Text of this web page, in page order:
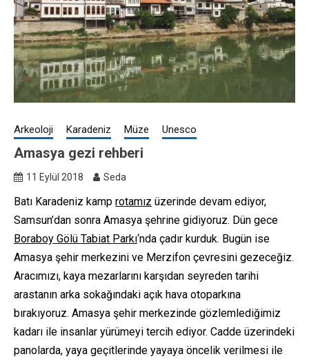
Arkeoloji Karadeniz Müze Unesco
Amasya gezi rehberi
11 Eylül 2018 Seda
Batı Karadeniz kamp rotamız üzerinde devam ediyor,
Samsun’dan sonra Amasya şehrine gidiyoruz. Dün gece
Boraboy Gölü Tabiat Parkı‘nda çadır kurduk. Bugün ise
Amasya şehir merkezini ve Merzifon çevresini gezeceğiz.
Aracımızı, kaya mezarlarını karşıdan seyreden tarihi
arastanın arka sokağındaki açık hava otoparkına
bırakıyoruz. Amasya şehir merkezinde gözlemlediğimiz
kadarı ile insanlar yürümeyi tercih ediyor. Cadde üzerindeki
panolarda, yaya geçitlerinde yayaya öncelik verilmesi ile